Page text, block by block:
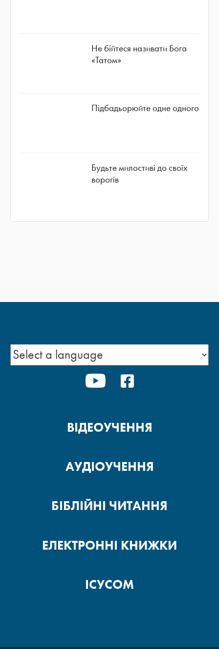
Не бійтеся називати Бога
«Татом»
Підбадьорюйте одне одного
Будьте милостиві до своїх
ворогів
YOUTUBE
ВІДЕОУЧЕННЯ
АУДІОУЧЕННЯ
БІБЛІЙНІ ЧИТАННЯ
ЕЛЕКТРОННІ КНИЖКИ
ІСУСОМ